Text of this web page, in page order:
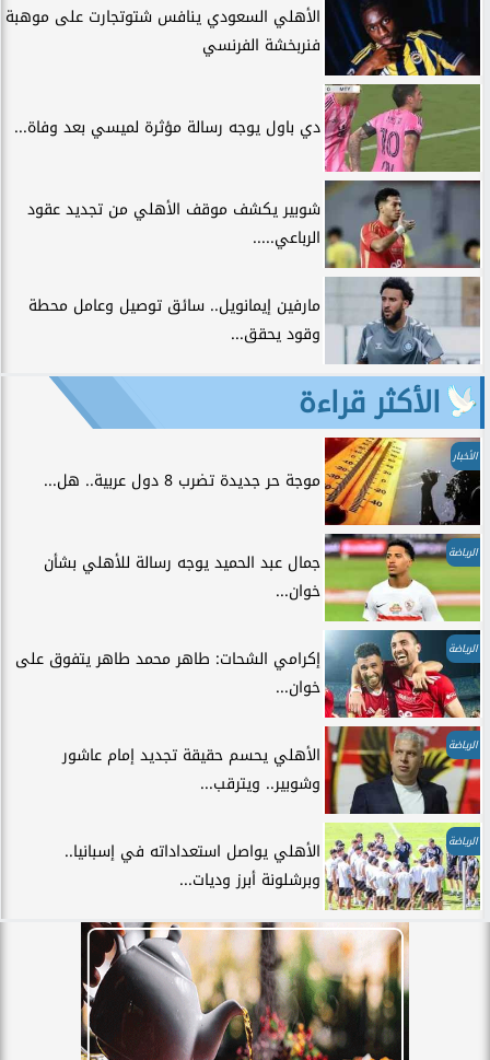
الأهلي السعودي ينافس شتوتجارت على موهبة
فنربخشة الفرنسي
دي باول يوجه رسالة مؤثرة لميسي بعد وفاة...
شوبير يكشف موقف الأهلي من تجديد عقود
الرباعي.....
مارفين إيمانويل.. سائق توصيل وعامل محطة
وقود يحقق...
الأكثر قراءة
الأخبار
موجة حر جديدة تضرب 8 دول عربية.. هل...
الرياضة
جمال عبد الحميد يوجه رسالة للأهلي بشأن
خوان...
الرياضة
إكرامي الشحات: طاهر محمد طاهر يتفوق على
خوان...
الرياضة
الأهلي يحسم حقيقة تجديد إمام عاشور
وشوبير.. ويترقب...
الرياضة
الأهلي يواصل استعداداته في إسبانيا..
وبرشلونة أبرز وديات...